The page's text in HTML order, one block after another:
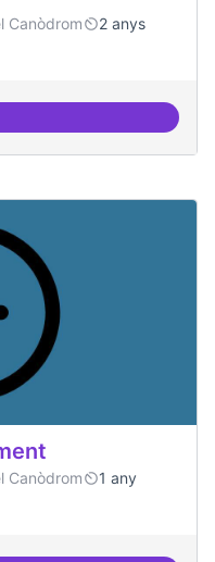
Canòdrom
2 anys
d'èxit
Canòdrom
1 any